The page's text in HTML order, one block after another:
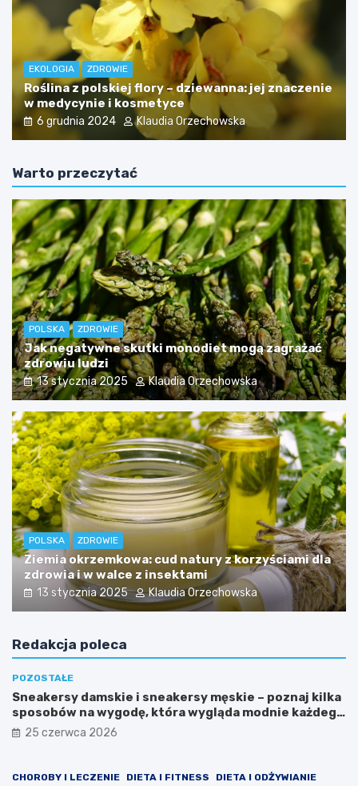
EKOLOGIA ZDROWIE
Roślina z polskiej flory – dziewanna: jej znaczenie
w medycynie i kosmetyce
6 grudnia 2024 Klaudia Orzechowska
Warto przeczytać
POLSKA ZDROWIE
Jak negatywne skutki monodiet mogą zagrażać
zdrowiu ludzi
13 stycznia 2025 Klaudia Orzechowska
POLSKA ZDROWIE
Ziemia okrzemkowa: cud natury z korzyściami dla
zdrowia i w walce z insektami
13 stycznia 2025 Klaudia Orzechowska
Redakcja poleca
POZOSTAŁE
Sneakersy damskie i sneakersy męskie – poznaj kilka
sposobów na wygodę, która wygląda modnie każdego
dnia25 czerwca 2026
CHOROBY I LECZENIE DIETA I FITNESS
DIETA I ODŻYWIANIE